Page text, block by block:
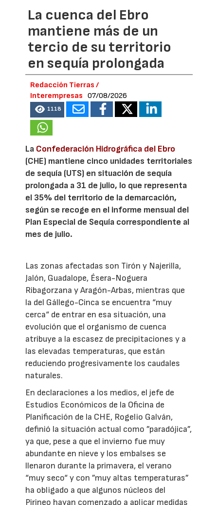
La cuenca del Ebro
mantiene más de un
tercio de su territorio
en sequía prolongada
Redacción Tierras /
Interempresas
07/08/2026
1118
La Confederación Hidrográfica del Ebro
(CHE) mantiene cinco unidades territoriales
de sequía (UTS) en situación de sequía
prolongada a 31 de julio, lo que representa
el 35% del territorio de la demarcación,
según se recoge en el informe mensual del
Plan Especial de Sequía correspondiente al
mes de julio.
Las zonas afectadas son Tirón y Najerilla,
Jalón, Guadalope, Ésera-Noguera
Ribagorzana y Aragón-Arbas, mientras que
la del Gállego-Cinca se encuentra “muy
cerca“ de entrar en esa situación, una
evolución que el organismo de cuenca
atribuye a la escasez de precipitaciones y a
las elevadas temperaturas, que están
reduciendo progresivamente los caudales
naturales.
En declaraciones a los medios, el jefe de
Estudios Económicos de la Oficina de
Planificación de la CHE, Rogelio Galván,
definió la situación actual como ”paradójica”,
ya que, pese a que el invierno fue muy
abundante en nieve y los embalses se
llenaron durante la primavera, el verano
“muy seco“ y con ”muy altas temperaturas”
ha obligado a que algunos núcleos del
Pirineo hayan comenzado a aplicar medidas